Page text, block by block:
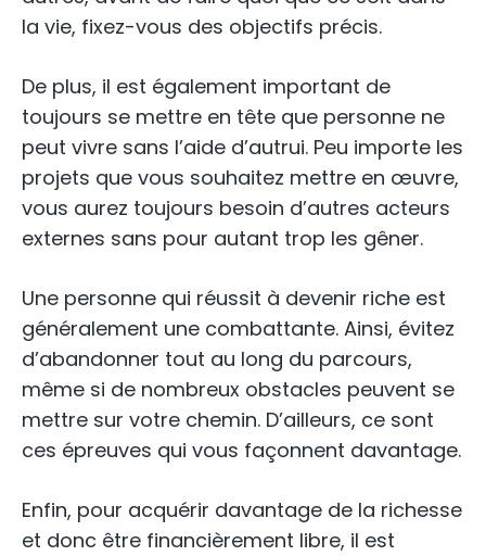
la vie, fixez-vous des objectifs précis.
De plus, il est également important de
toujours se mettre en tête que personne ne
peut vivre sans l’aide d’autrui. Peu importe les
projets que vous souhaitez mettre en œuvre,
vous aurez toujours besoin d’autres acteurs
externes sans pour autant trop les gêner.
Une personne qui réussit à devenir riche est
généralement une combattante. Ainsi, évitez
d’abandonner tout au long du parcours,
même si de nombreux obstacles peuvent se
mettre sur votre chemin. D’ailleurs, ce sont
ces épreuves qui vous façonnent davantage.
Enfin, pour acquérir davantage de la richesse
et donc être financièrement libre, il est